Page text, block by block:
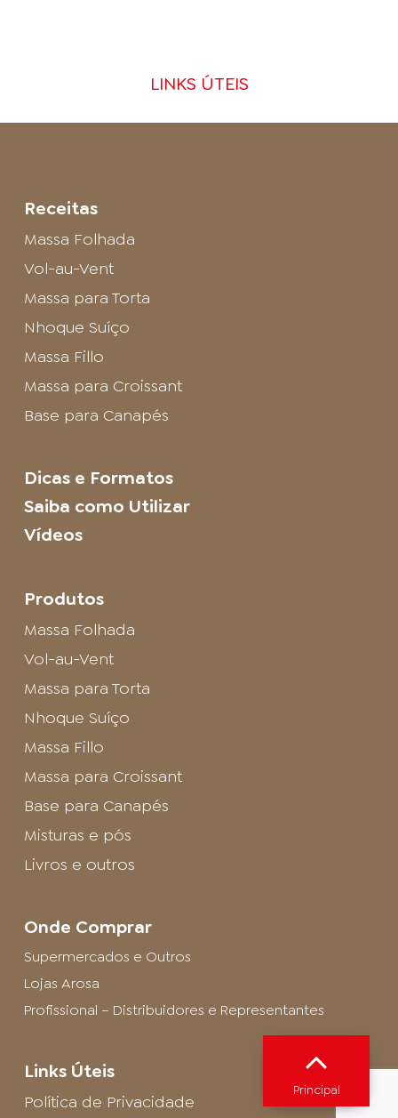
LINKS ÚTEIS
Receitas
Massa Folhada
Vol-au-Vent
Massa para Torta
Nhoque Suíço
Massa Fillo
Massa para Croissant
Base para Canapés
Dicas e Formatos
Saiba como Utilizar
Vídeos
Produtos
Massa Folhada
Vol-au-Vent
Massa para Torta
Nhoque Suíço
Massa Fillo
Massa para Croissant
Base para Canapés
Misturas e pós
Livros e outros
Onde Comprar
Supermercados e Outros
Lojas Arosa
Profissional – Distribuidores e Representantes
Links Úteis
Política de Privacidade
Principal